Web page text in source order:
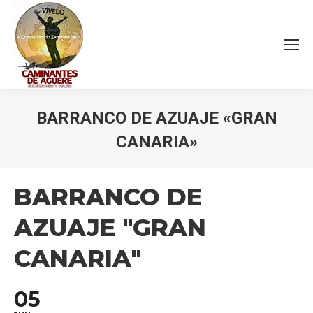
BARRANCO DE AZUAJE «GRAN
CANARIA»
BARRANCO DE
AZUAJE "GRAN
CANARIA"
05